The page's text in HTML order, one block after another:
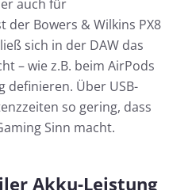
auch für
Bowers & Wilkins PX8
sich in der DAW das
– wie z.B. beim AirPods
definieren. Über USB-
so gering, dass
Sinn macht.
Akku-Leistung